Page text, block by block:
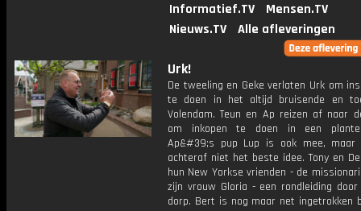
Informatief.TV
Mensen.TV
Nieuws.TV
Alle afleveringen
Urk!
De tweeling en Geke verlaten Urk om
te doen in het altijd bruisende en
Volendam. Teun en Ap reizen af naar
om inkopen te doen in een
Ap&#39;s pup Lup is ook mee,
achteraf niet het beste idee. Tony en
hun New Yorkse vrienden - de
zijn vrouw Gloria - een rondleiding
dorp. Bert is nog maar net ingetrokken